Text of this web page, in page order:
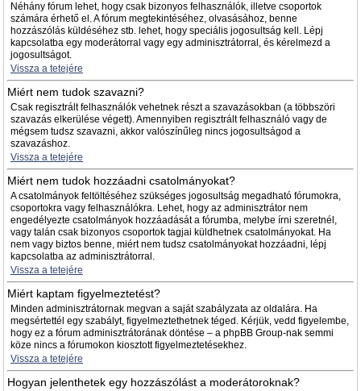
Néhány fórum lehet, hogy csak bizonyos felhasználók, illetve csoportok
számára érhető el. A fórum megtekintéséhez, olvasásához, benne
hozzászólás küldéséhez stb. lehet, hogy speciális jogosultság kell. Lépj
kapcsolatba egy moderátorral vagy egy adminisztrátorral, és kérelmezd a
jogosultságot.
Vissza a tetejére
Miért nem tudok szavazni?
Csak regisztrált felhasználók vehetnek részt a szavazásokban (a többszöri
szavazás elkerülése végett). Amennyiben regisztrált felhasználó vagy de
mégsem tudsz szavazni, akkor valószínűleg nincs jogosultságod a
szavazáshoz.
Vissza a tetejére
Miért nem tudok hozzáadni csatolmányokat?
A csatolmányok feltöltéséhez szükséges jogosultság megadható fórumokra,
csoportokra vagy felhasználókra. Lehet, hogy az adminisztrátor nem
engedélyezte csatolmányok hozzáadását a fórumba, melybe írni szeretnél,
vagy talán csak bizonyos csoportok tagjai küldhetnek csatolmányokat. Ha
nem vagy biztos benne, miért nem tudsz csatolmányokat hozzáadni, lépj
kapcsolatba az adminisztrátorral.
Vissza a tetejére
Miért kaptam figyelmeztetést?
Minden adminisztrátornak megvan a saját szabályzata az oldalára. Ha
megsértettél egy szabályt, figyelmeztethetnek téged. Kérjük, vedd figyelembe,
hogy ez a fórum adminisztrátorának döntése – a phpBB Group-nak semmi
köze nincs a fórumokon kiosztott figyelmeztetésekhez.
Vissza a tetejére
Hogyan jelenthetek egy hozzászólást a moderátoroknak?